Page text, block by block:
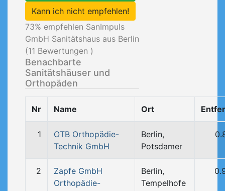
Kann ich nicht empfehlen!
73% empfehlen SanImpuls
GmbH Sanitätshaus aus Berlin
(11 Bewertungen )
Benachbarte
Sanitätshäuser und
Orthopäden
Nr Name Ort
1
OTB Orthopädie-
Technik GmbH
Berlin,
Potsdamer
2
Zapfe GmbH
Orthopädie-
Berlin,
Tempelhofe